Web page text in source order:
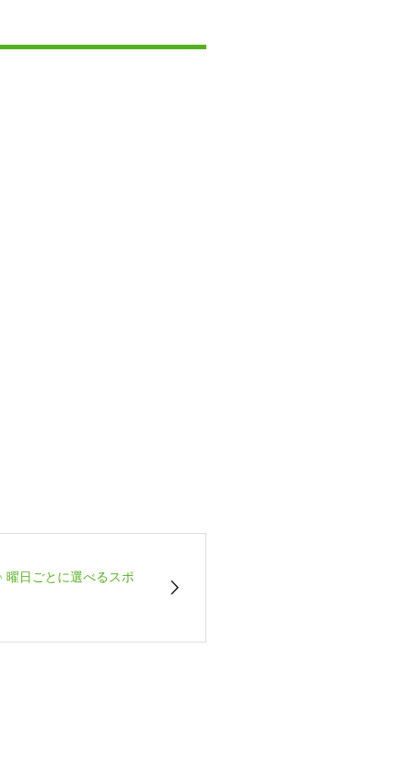
曜日ごとに選べるスポ